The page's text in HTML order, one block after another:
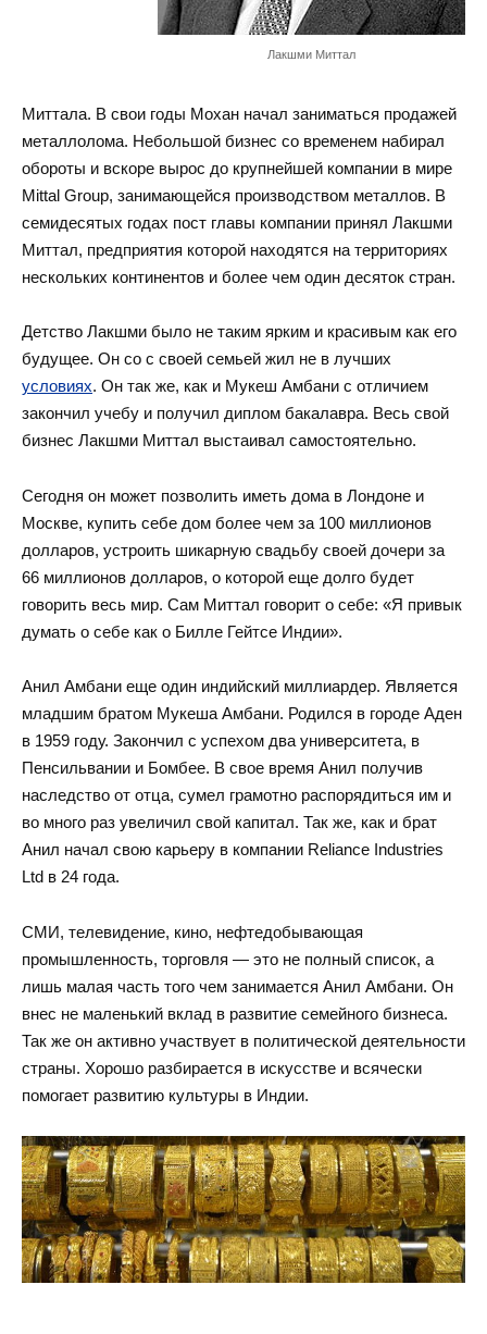
Лакшми Миттал
Миттала. В свои годы Мохан начал заниматься продажей
металлолома. Небольшой бизнес со временем набирал
обороты и вскоре вырос до крупнейшей компании в мире
Mittal Group, занимающейся производством металлов. В
семидесятых годах пост главы компании принял Лакшми
Миттал, предприятия которой находятся на территориях
нескольких континентов и более чем один десяток стран.
Детство Лакшми было не таким ярким и красивым как его
будущее. Он со с своей семьей жил не в лучших
условиях. Он так же, как и Мукеш Амбани с отличием
закончил учебу и получил диплом бакалавра. Весь свой
бизнес Лакшми Миттал выстаивал самостоятельно.
Сегодня он может позволить иметь дома в Лондоне и
Москве, купить себе дом более чем за 100 миллионов
долларов, устроить шикарную свадьбу своей дочери за
66 миллионов долларов, о которой еще долго будет
говорить весь мир. Сам Миттал говорит о себе: «Я привык
думать о себе как о Билле Гейтсе Индии».
Анил Амбани еще один индийский миллиардер. Является
младшим братом Мукеша Амбани. Родился в городе Аден
в 1959 году. Закончил с успехом два университета, в
Пенсильвании и Бомбее. В свое время Анил получив
наследство от отца, сумел грамотно распорядиться им и
во много раз увеличил свой капитал. Так же, как и брат
Анил начал свою карьеру в компании Reliance Industries
Ltd в 24 года.
СМИ, телевидение, кино, нефтедобывающая
промышленность, торговля — это не полный список, а
лишь малая часть того чем занимается Анил Амбани. Он
внес не маленький вклад в развитие семейного бизнеса.
Так же он активно участвует в политической деятельности
страны. Хорошо разбирается в искусстве и всячески
помогает развитию культуры в Индии.